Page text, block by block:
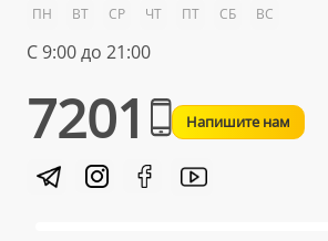
ПН ВТ СР ЧТ ПТ СБ ВС
С 9:00 до 21:00
7201 Напишите нам